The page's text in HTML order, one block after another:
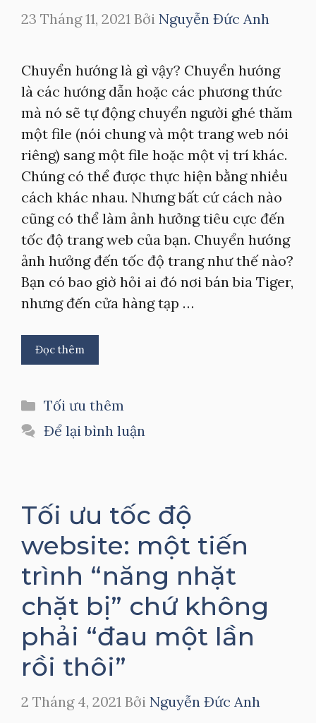
23 Tháng 11, 2021 Bởi Nguyễn Đức Anh
Chuyển hướng là gì vậy? Chuyển hướng
là các hướng dẫn hoặc các phương thức
mà nó sẽ tự động chuyển người ghé thăm
một file (nói chung và một trang web nói
riêng) sang một file hoặc một vị trí khác.
Chúng có thể được thực hiện bằng nhiều
cách khác nhau. Nhưng bất cứ cách nào
cũng có thể làm ảnh hưởng tiêu cực đến
tốc độ trang web của bạn. Chuyển hướng
ảnh hưởng đến tốc độ trang như thế nào?
Bạn có bao giờ hỏi ai đó nơi bán bia Tiger,
nhưng đến cửa hàng tạp …
Đọc thêm
Danh
mục
Tối ưu thêm
Để lại bình luận
Tối ưu tốc độ
website: một tiến
trình “năng nhặt
chặt bị” chứ không
phải “đau một lần
rồi thôi”
2 Tháng 4, 2021 Bởi Nguyễn Đức Anh